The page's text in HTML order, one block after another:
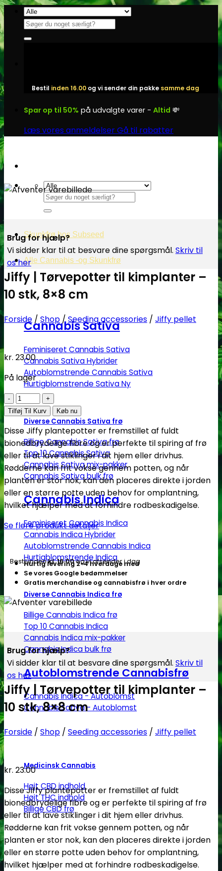
Fortsæt
indhold
Søg
efter:
Bestil inden 16.00 og vi sender din pakke samme dag
Spar op til 50% på udvalgte varer - Altid 💸
Læs vores anmeldelserGå til rabatter
Søg
efter:
Skunkfrø hos Subseed
Alle Cannabis -og Skunkfrø
Cannabis Sativa
Feminiseret Cannabis Sativa
Cannabis Sativa Hybrider
Autoblomstrende Cannabis Sativa
Hurtigblomstrende Sativa
Diverse Cannabis Sativa frø
Billige Cannabis Sativa frø
Top 10 Cannabis Sativa
Cannabis Sativa mix-pakker
Cannabis Sativa bulk frø
Cannabis Indica
Feminiseret Cannabis Indica
Cannabis Indica Hybrider
Autoblomstrende Cannabis Indica
Hurtigblomstrende Indica
Diverse Cannabis Indica frø
Billige Cannabis Indica frø
Top 10 Cannabis Indica
Cannabis Indica mix-pakker
Cannabis Indica bulk frø
Autoblomstrende Cannabisfrø
Cannabis Indica - Autoblomst
Cannabis Sativa - Autoblomst
Medicinsk Cannabis
Højt CBD indhold
Højt THC indhold
Billige CBD frø
Brug for hjælp?
Vi sidder klar til at besvare dine spørgsmål. Skriv til
os her
Jiffy | Tørvepotter til kimplanter –
10 stk, 8×8 cm
Forside / Shop /Seeding accessories / Jiffy pellet
kr. 23.00
På lager
Jiffy
|
Tørvepotter
til
kimplanter
-
10
stk,
8x8
cm
antal
Tilføj Til Kurv Køb nu
Disse Jiffy plantepotter er fremstillet af fuldt
bionedbrydelige fibre og er perfekte til spiring af frø
eller til at lave stiklinger i dit hjem eller drivhus.
Rødderne kan frit vokse gennem potten, og når
planten er stor nok, kan den placeres direkte i jorden
eller en større potte uden behov for omplantning,
hvilket hjælper med at forhindre rodbeskadigelse.
Se flere produkt detaljer
Bestil indenkl. 16.00og vi afsender i dag
Hurtig levering 2-4 hverdage med
Se vores Google bedømmelser
Gratis merchandise og cannabisfrø i hver ordre
Brug for hjælp?
Vi sidder klar til at besvare dine spørgsmål. Skriv til
os her
Jiffy | Tørvepotter til kimplanter –
10 stk, 8×8 cm
Forside / Shop / Seeding accessories / Jiffy pellet
kr. 23.00
Disse Jiffy plantepotter er fremstillet af fuldt
bionedbrydelige fibre og er perfekte til spiring af frø
eller til at lave stiklinger i dit hjem eller drivhus.
Rødderne kan frit vokse gennem potten, og når
planten er stor nok, kan den placeres direkte i jorden
eller en større potte uden behov for omplantning,
hvilket hjælper med at forhindre rodbeskadigelse.